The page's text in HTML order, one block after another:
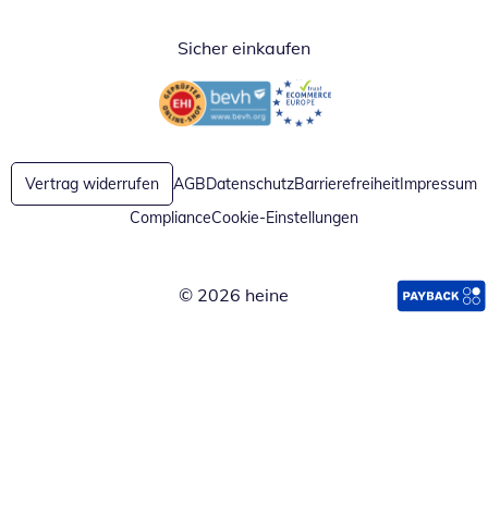
Sicher einkaufen
Öffnet in neuem FensterÖffnet in neuem Fenster
Vertrag widerrufen AGBDatenschutzBarrierefreiheitImpressum
ComplianceCookie-Einstellungen
© 2026 heine